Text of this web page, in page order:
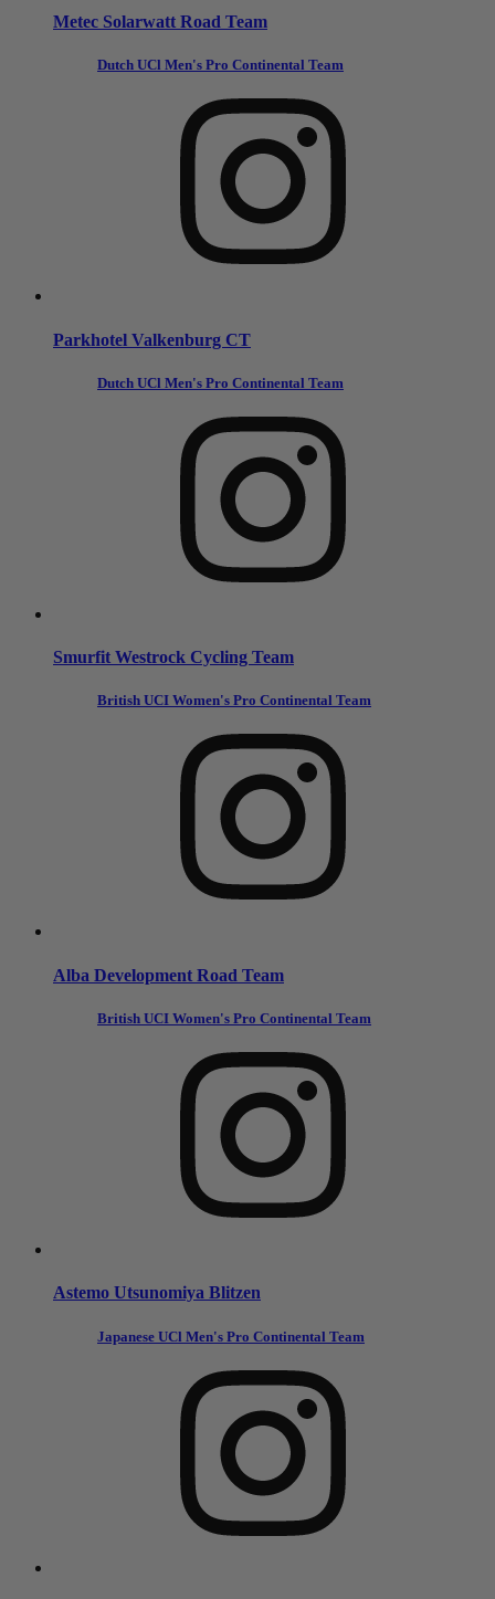
Metec Solarwatt Road Team
Dutch UCl Men's Pro Continental Team
Parkhotel Valkenburg CT
Dutch UCl Men's Pro Continental Team
Smurfit Westrock Cycling Team
British UCI Women's Pro Continental Team
Alba Development Road Team
British UCI Women's Pro Continental Team
Astemo Utsunomiya Blitzen
Japanese UCl Men's Pro Continental Team